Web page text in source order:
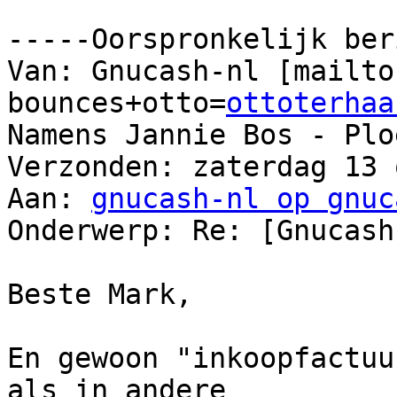
-----Oorspronkelijk
Van: Gnucash-nl
bounces+otto=
Namens Jannie Bos -
Verzonden: zaterdag
Aan: gnucash-nl op
Onderwerp: Re:
Beste Mark,
En gewoon
als in andere